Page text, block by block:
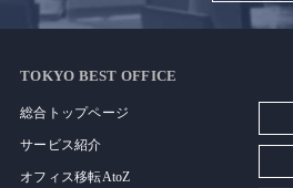
TOKYO BEST OFFICE
総合トップページ
サービス紹介
オフィス移転AtoZ